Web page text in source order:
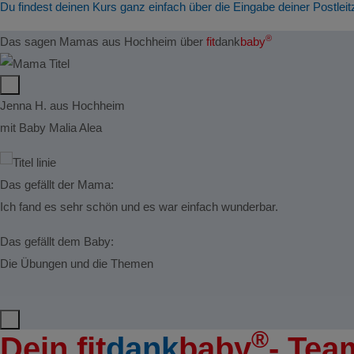
Du findest deinen Kurs ganz einfach über die Eingabe deiner
Das sagen Mamas aus Hochheim über fitdankbaby®
Jenna H. aus Hochheim
mit Baby Malia Alea
Das gefällt der Mama:
Ich fand es sehr schön und es war einfach wunderbar.
Das gefällt dem Baby:
Die Übungen und die Themen
®